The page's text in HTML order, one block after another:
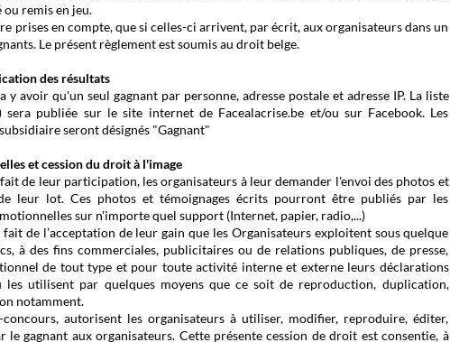
remis en jeu.
prises en compte, que si celles-ci arrivent, par écrit, aux organisateurs dans un
Le présent règlement est soumis au droit belge.
des résultats
avoir qu'un seul gagnant par personne, adresse postale et adresse IP. La liste
publiée sur le site internet de Facealacrise.be et/ou sur Facebook. Les
seront désignés "Gagnant"
et cession du droit à l'image
de leur participation, les organisateurs à leur demander l'envoi des photos et
leur lot. Ces photos et témoignages écrits pourront être publiés par les
sur n'importe quel support (Internet, papier, radio,...)
de l’acceptation de leur gain que les Organisateurs exploitent sous quelque
à des fins commerciales, publicitaires ou de relations publiques, de presse,
de tout type et pour toute activité interne et externe leurs déclarations
utilisent par quelques moyens que ce soit de reproduction, duplication,
notamment.
autorisent les organisateurs à utiliser, modifier, reproduire, éditer,
gagnant aux organisateurs. Cette présente cession de droit est consentie, à